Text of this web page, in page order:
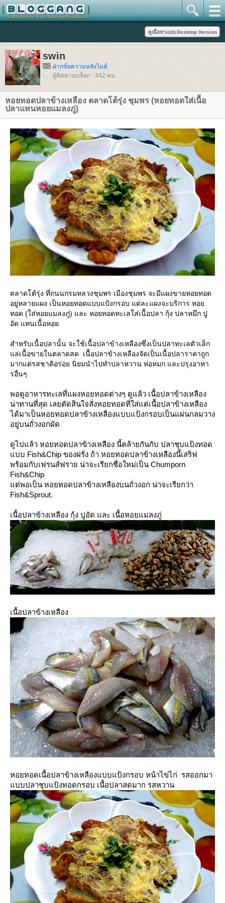
swin
ฝากข้อความหลังไมค์
ผู้ติดตามบล็อก : 442 คน
หอยทอดปลาข้างเหลือง ตลาดโต้รุ่ง ชุมพร (หอยทอดใส่เนื้อ
ปลาแทนหอยแมลงภู่)
ตลาดโต้รุ่ง ที่ถนนกรมหลวงชุมพร เมืองชุมพร จะมีแผงขายหอยทอด
อยู่หลายแผง เป็นหอยทอดแบบแป้งกรอบ แต่ละแผงจะบริการ หอ
ทอด (ใส่หอยแมลงภู่) และ หอยทอดทะเลใส่เนื้อปลา กุ้ง ปลาหมึก ปู
อัด แทนเนื้อหอ
สำหรับเนื้อปลานั้น จะใช้เนื้อปลาข้างเหลืองซึ่งเป็นปลาทะเลตัวเล็ก
ล่เนื้อขายในตลาดสด เนื้อปลาข้างเหลืองจัดเป็นเนื้อปลาราคาถูก
มากแต่รสชาติอร่อย นิยมนำไปทำปลาหวาน ห่อหมก และปรุงอาหา
รอื่นๆ
พอดูอาหารทะเลที่แผงหอยทอดต่างๆ ดูแล้ว เนื้อปลาข้างเหลือง
น่าทานที่สุด เลยตัดสินใจสั่งหอยทอดที่ใส่แต่เนื้อปลาข้างเหลือง
ได้มาเป็นหอยทอดปลาข้างเหลืองแบบแป้งกรอบเป็นแผ่นกลมวาง
อยู่บนถั่วงอกผัด
ดูไปแล้ว หอยทอดปลาข้างเหลือง นี้คล้ายกันกับ ปลาชุบแป้งทอด
บบ Fish&Chip ของฝรั่ง ถ้า หอยทอดปลาข้างเหลืองนี้เสริฟ
พร้อมกับเฟรนส์ฟราย น่าจะเรียกชื่อใหม่เป็น Chumporn
Fish&Chip
ต่พอเป็น หอยทอดปลาข้างเหลืองบนถั่วงอก น่าจะเรียกว่า
Fish&Sprout.
เนื้อปลาข้างเหลือง กุ้ง ปูอัด และ เนื้อหอยแมลงภู่
เนื้อปลาข้างเหลือง
หอยทอดเนื้อปลาข้างเหลืองแบบแป้งกรอบ หน้าไข่ไก่ รสออกมา
บบปลาชุบแป้งทอดกรอบ เนื้อปลาสดมาก รสหวาน